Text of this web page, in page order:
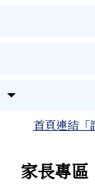
首頁連結「
家長專區